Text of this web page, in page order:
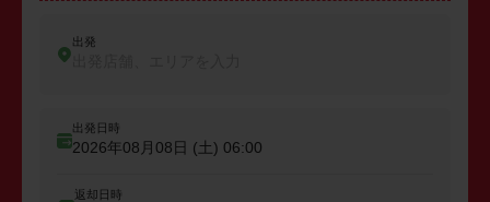
出発
出発日時
2026年08月08日 (土) 06:00
返却日時